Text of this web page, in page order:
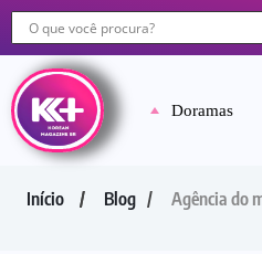
Doramas
Início Blog Agência do